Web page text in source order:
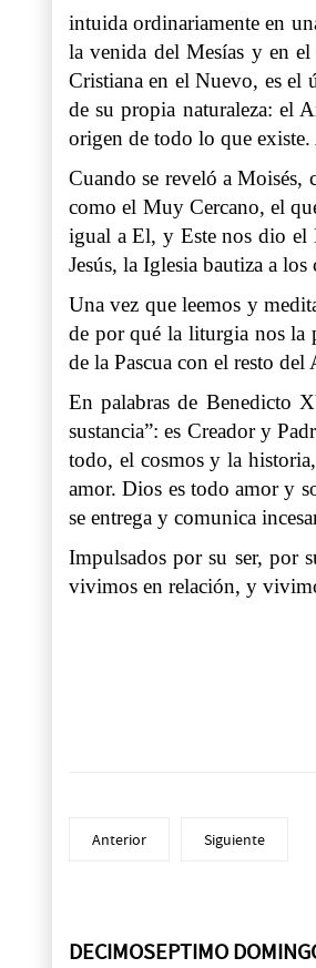
intuida ordinariamente en
la venida del Mesías y en
Cristiana en el Nuevo, es el
de su propia naturaleza: el
origen de todo lo que existe.
Cuando se reveló a Moisés,
como el Muy Cercano, el
igual a El, y Este nos dio el
Jesús, la Iglesia bautiza a
Una vez que leemos y
de por qué la liturgia nos la
de la Pascua con el resto
En palabras de Benedicto
sustancia”: es Creador y
todo, el cosmos y la
amor. Dios es todo amor y
se entrega y comunica
Impulsados por su ser, por
vivimos en relación, y
Anterior Siguiente
DECIMOSEPTIMO